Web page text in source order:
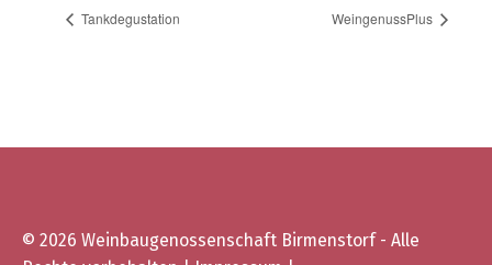
Tank­de­gu­sta­ti­on Wein­ge­nuss­Plus
© 2026 Weinbaugenossenschaft Birmenstorf - Alle